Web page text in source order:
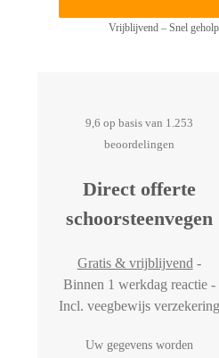
Vrijblijvend – Snel
9,6 op basis van 1.253
beoordelingen
Direct offerte
schoorsteenvegen
Gratis & vrijblijvend -
Binnen 1 werkdag reactie -
Incl. veegbewijs verzekering
Uw gegevens worden